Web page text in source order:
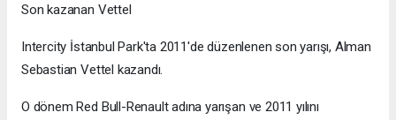
Son kazanan Vettel
Intercity İstanbul Park'ta 2011'de düzenlenen son yarışı, Alman
Sebastian Vettel kazandı.
O dönem Red Bull-Renault adına yarışan ve 2011 yılını